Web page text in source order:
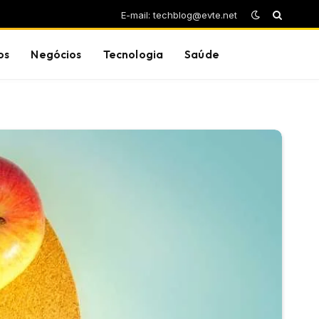
E-mail: techblog@evte.net
Negócios Tecnologia Saúde